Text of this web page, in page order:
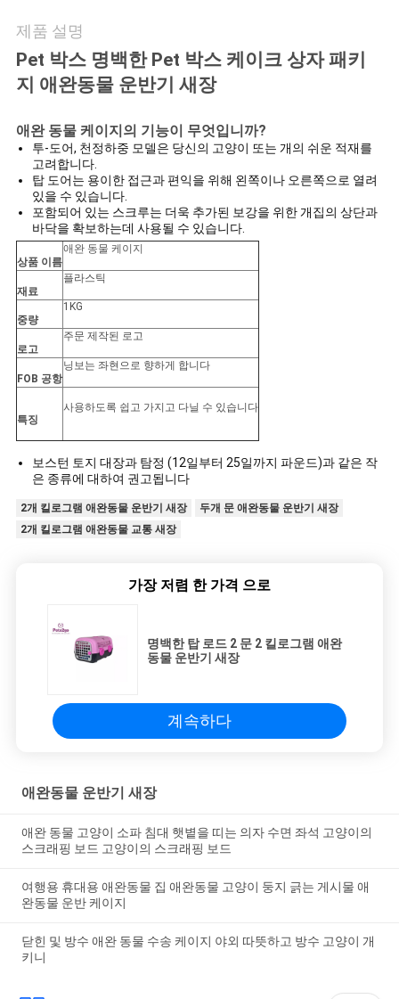
요
구
하
세
요
BLOG/NEWS
사
이
트
맵
PRIVACY
POLICY
제품 설명
Pet 박스 명백한 Pet 박스 케이크 상자 패키
지 애완동물 운반기 새장
애완 동물 케이지의 기능이 무엇입니까?
투-도어, 천정하중 모델은 당신의 고양이 또는 개의 쉬운 적재를
고려합니다.
탑 도어는 용이한 접근과 편익을 위해 왼쪽이나 오른쪽으로 열려
있을 수 있습니다.
포함되어 있는 스크루는 더욱 추가된 보강을 위한 개집의 상단과
바닥을 확보하는데 사용될 수 있습니다.
상품 이름
애완 동물 케이지
재료
플라스틱
중량
1KG
로고
주문 제작된 로고
FOB 공항
닝보는 좌현으로 향하게 합니다
특징
사용하도록 쉽고 가지고 다닐 수 있습니다
보스턴 토지 대장과 탐정 (12일부터 25일까지 파운드)과 같은 작
은 종류에 대하여 권고됩니다
2개 킬로그램 애완동물 운반기 새장
두개 문 애완동물 운반기 새장
2개 킬로그램 애완동물 교통 새장
가장 저렴 한 가격 으로
명백한 탑 로드 2 문 2 킬로그램 애완
동물 운반기 새장
계속하다
애완동물 운반기 새장
애완 동물 고양이 소파 침대 햇볕을 띠는 의자 수면 좌석 고양이의
스크래핑 보드 고양이의 스크래핑 보드
여행용 휴대용 애완동물 집 애완동물 고양이 둥지 긁는 게시물 애
완동물 운반 케이지
닫힌 및 방수 애완 동물 수송 케이지 야외 따뜻하고 방수 고양이 개
키니